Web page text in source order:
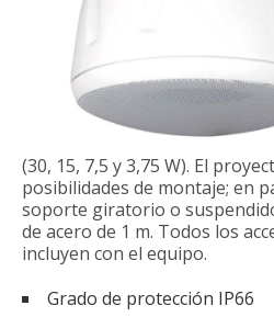
(30, 15, 7,5 y 3,75 W). El
posibilidades de montaje; en
soporte giratorio o
de acero de 1 m. Todos los
incluyen con el equipo.
Grado de protección IP66